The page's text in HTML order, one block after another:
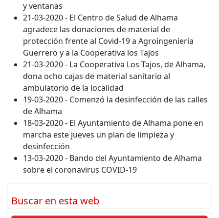
y ventanas
21-03-2020 - El Centro de Salud de Alhama
agradece las donaciones de material de
protección frente al Covid-19 a Agroingeniería
Guerrero y a la Cooperativa los Tajos
21-03-2020 - La Cooperativa Los Tajos, de Alhama,
dona ocho cajas de material sanitario al
ambulatorio de la localidad
19-03-2020 - Comenzó la desinfección de las calles
de Alhama
18-03-2020 - El Ayuntamiento de Alhama pone en
marcha este jueves un plan de limpieza y
desinfección
13-03-2020 - Bando del Ayuntamiento de Alhama
sobre el coronavirus COVID-19
Buscar en esta web